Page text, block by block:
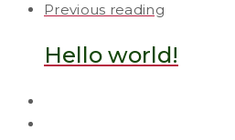
Previous reading
Hello world!